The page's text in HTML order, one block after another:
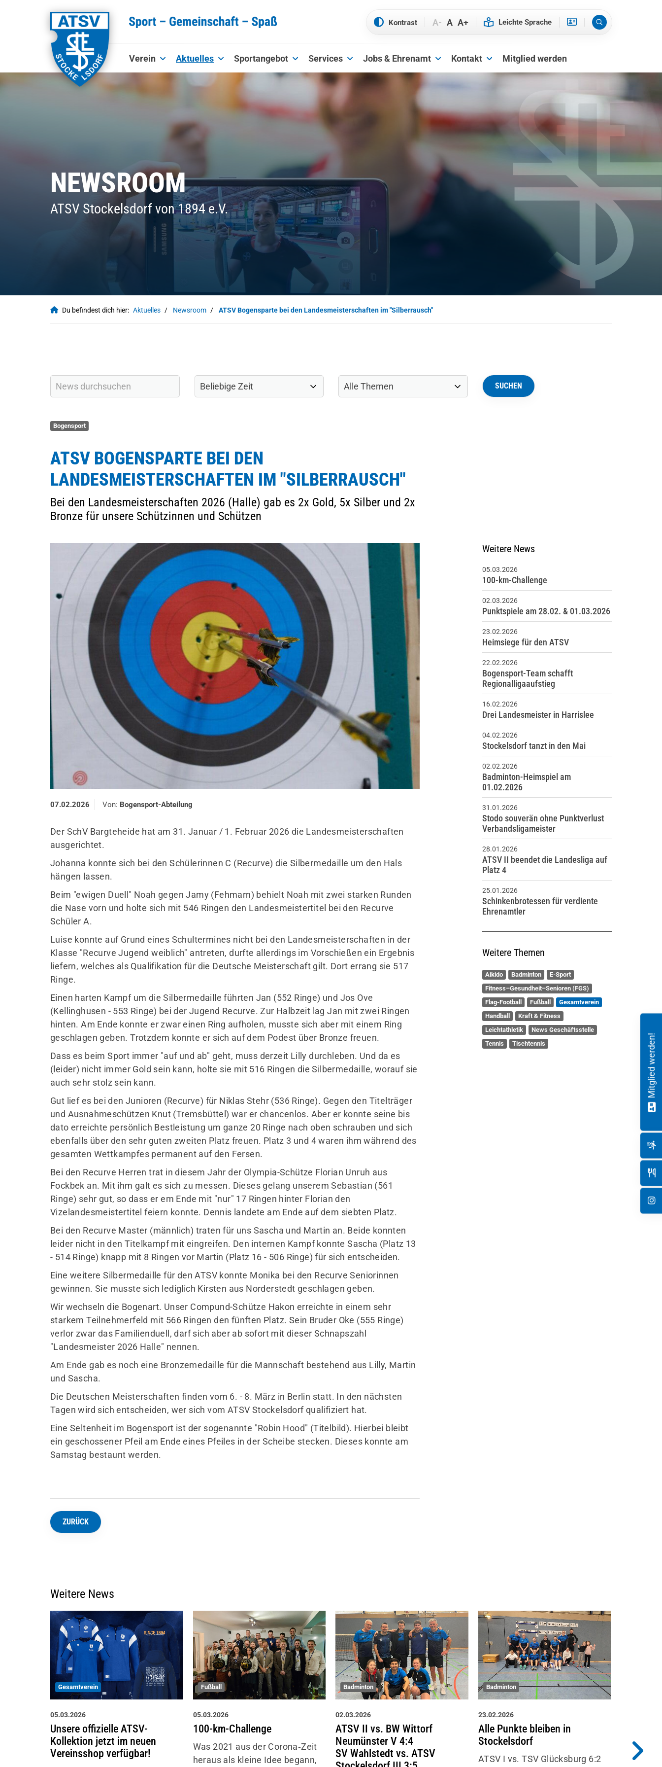
A- A A+
Verein Aktuelles Sportangebot Services Jobs & Ehrenamt Kontakt Mitglied werden
NEWSROOM
ATSV Stockelsdorf von 1894 e.V.
Du befindest dich hier: Aktuelles Newsroom ATSV Bogensparte bei den Landesmeisterschaften im "Silberrausch"
Bogensport
ATSV BOGENSPARTE BEI DEN
LANDESMEISTERSCHAFTEN IM "SILBERRAUSCH"
Bei den Landesmeisterschaften 2026 (Halle) gab es 2x Gold, 5x Silber und 2x
Bronze für unsere Schützinnen und Schützen
07.02.2026 Von: Bogensport-Abteilung
Der SchV Bargteheide hat am 31. Januar / 1. Februar 2026 die Landesmeisterschaften
ausgerichtet.
Johanna konnte sich bei den Schülerinnen C (Recurve) die Silbermedaille um den Hals
hängen lassen.
Beim "ewigen Duell" Noah gegen Jamy (Fehmarn) behielt Noah mit zwei starken Runden
die Nase vorn und holte sich mit 546 Ringen den Landesmeistertitel bei den Recurve
Schüler A.
Luise konnte auf Grund eines Schultermines nicht bei den Landesmeisterschaften in der
Klasse "Recurve Jugend weiblich" antreten, durfte allerdings im Vorschießen ein Ergebnis
liefern, welches als Qualifikation für die Deutsche Meisterschaft gilt. Dort errang sie 517
Ringe.
Einen harten Kampf um die Silbermedaille führten Jan (552 Ringe) und Jos Ove
(Kellinghusen - 553 Ringe) bei der Jugend Recurve. Zur Halbzeit lag Jan mit zwei Ringen
hinten. Am Ende konnte er zwar einen Ring aufholen, musste sich aber mit einem Ring
geschlagen geben. Trotzdem konnte er sich auf dem Podest über Bronze freuen.
Dass es beim Sport immer "auf und ab" geht, muss derzeit Lilly durchleben. Und da es
(leider) nicht immer Gold sein kann, holte sie mit 516 Ringen die Silbermedaille, worauf sie
auch sehr stolz sein kann.
Gut lief es bei den Junioren (Recurve) für Niklas Stehr (536 Ringe). Gegen den Titelträger
und Ausnahmeschützen Knut (Tremsbüttel) war er chancenlos. Aber er konnte seine bis
dato erreichte persönlich Bestleistung um ganze 20 Ringe nach oben schrauben und sich
ebenfalls über den sehr guten zweiten Platz freuen. Platz 3 und 4 waren ihm während des
gesamten Wettkampfes permanent auf den Fersen.
Bei den Recurve Herren trat in diesem Jahr der Olympia-Schütze Florian Unruh aus
Fockbek an. Mit ihm galt es sich zu messen. Dieses gelang unserem Sebastian (561
Ringe) sehr gut, so dass er em Ende mit "nur" 17 Ringen hinter Florian den
Vizelandesmeistertitel feiern konnte. Dennis landete am Ende auf dem siebten Platz.
Bei den Recurve Master (männlich) traten für uns Sascha und Martin an. Beide konnten
leider nicht in den Titelkampf mit eingreifen. Den internen Kampf konnte Sascha (Platz 13
- 514 Ringe) knapp mit 8 Ringen vor Martin (Platz 16 - 506 Ringe) für sich entscheiden.
Eine weitere Silbermedaille für den ATSV konnte Monika bei den Recurve Seniorinnen
gewinnen. Sie musste sich lediglich Kirsten aus Norderstedt geschlagen geben.
Wir wechseln die Bogenart. Unser Compund-Schütze Hakon erreichte in einem sehr
starkem Teilnehmerfeld mit 566 Ringen den fünften Platz. Sein Bruder Oke (555 Ringe)
verlor zwar das Familienduell, darf sich aber ab sofort mit dieser Schnapszahl
"Landesmeister 2026 Halle" nennen.
Am Ende gab es noch eine Bronzemedaille für die Mannschaft bestehend aus Lilly, Martin
und Sascha.
Die Deutschen Meisterschaften finden vom 6. - 8. März in Berlin statt. In den nächsten
Tagen wird sich entscheiden, wer sich vom ATSV Stockelsdorf qualifiziert hat.
Eine Seltenheit im Bogensport ist der sogenannte "Robin Hood" (Titelbild). Hierbei bleibt
ein geschossener Pfeil am Ende eines Pfeiles in der Scheibe stecken. Dieses konnte am
Samstag bestaunt werden.
ZURÜCK
Weitere News
05.03.2026
100-km-Challenge
02.03.2026
Punktspiele am 28.02. & 01.03.2026
23.02.2026
Heimsiege für den ATSV
22.02.2026
Bogensport-Team schafft
Regionalligaaufstieg
16.02.2026
Drei Landesmeister in Harrislee
04.02.2026
Stockelsdorf tanzt in den Mai
02.02.2026
Badminton-Heimspiel am
01.02.2026
31.01.2026
Stodo souverän ohne Punktverlust
Verbandsligameister
28.01.2026
ATSV II beendet die Landesliga auf
Platz 4
25.01.2026
Schinkenbrotessen für verdiente
Ehrenamtler
Weitere Themen
Aikido Badminton
E-Sport
Fitness–Gesundheit–Senioren (FGS)
Flag-Football
Fußball
Gesamtverein
Handball
Kraft & Fitness
Leichtathletik
News Geschäftsstelle
Tennis
Tischtennis
Weitere News
Gesamtverein
05.03.2026
Unsere offizielle ATSV-
Kollektion jetzt im neuen
Vereinsshop verfügbar!
Fußball
05.03.2026
100-km-Challenge
Was 2021 aus der Corona‑Zeit
heraus als kleine Idee begann,
Badminton
02.03.2026
ATSV II vs. BW Wittorf
Neumünster V 4:4
SV Wahlstedt vs. ATSV
Badminton
23.02.2026
Alle Punkte bleiben in
Stockelsdorf
ATSV I vs. TSV Glücksburg 6:2 Die
Mitglied werden!
QUICKLINKS
Sportangebote finden
Unser Sportangebot
Sportsuche
Ausfälle und Vertretungen
Deutsches Sportabzeichen
Mitglieder-Service
Alles zur Mitgliedschaft
Downloads
Termine
Fragen & Antworten